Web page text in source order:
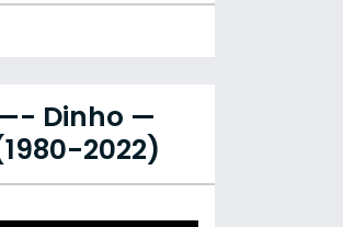
Dinho —
2022)